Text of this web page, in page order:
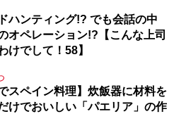
ハンティング!? でも会話の中
オペレーション!?【こんな上司
けでして！58】
スペイン料理】炊飯器に材料を
けでおいしい「パエリア」の作